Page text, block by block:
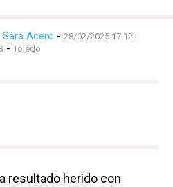
Sara Acero - 28/02/2025 17:12 |
- Toledo
resultado herido con